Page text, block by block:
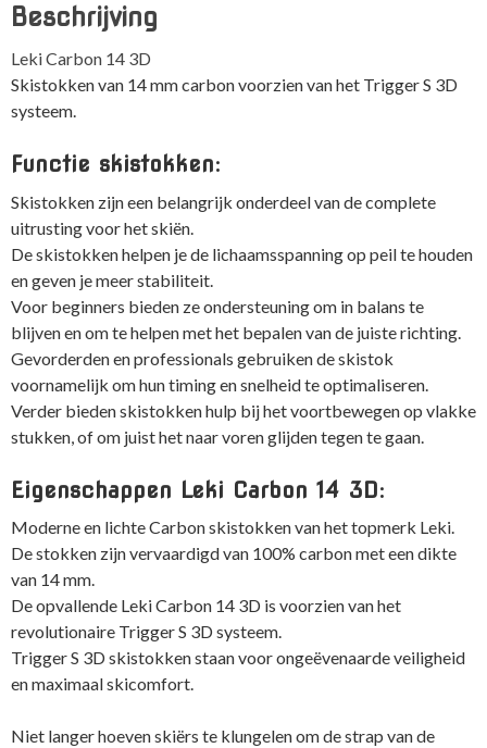
Trigger
aantal
Beschrijving
Leki Carbon 14 3D
Skistokken van 14 mm carbon voorzien van het Trigger S 3D
systeem.
Functie skistokken:
Skistokken zijn een belangrijk onderdeel van de complete
uitrusting voor het skiën.
De skistokken helpen je de lichaamsspanning op peil te houden
en geven je meer stabiliteit.
Voor beginners bieden ze ondersteuning om in balans te
blijven en om te helpen met het bepalen van de juiste richting.
Gevorderden en professionals gebruiken de skistok
voornamelijk om hun timing en snelheid te optimaliseren.
Verder bieden skistokken hulp bij het voortbewegen op vlakke
stukken, of om juist het naar voren glijden tegen te gaan.
Eigenschappen Leki Carbon 14 3D:
Moderne en lichte Carbon skistokken van het topmerk Leki.
De stokken zijn vervaardigd van 100% carbon met een dikte
van 14 mm.
De opvallende Leki Carbon 14 3D is voorzien van het
revolutionaire Trigger S 3D systeem.
Trigger S 3D skistokken staan voor ongeëvenaarde veiligheid
en maximaal skicomfort.
Niet langer hoeven skiërs te klungelen om de strap van de